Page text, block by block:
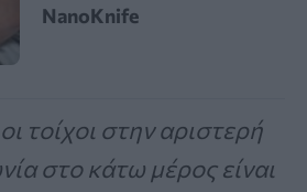
NanoKnife
τοίχοι στην αριστερή
στο κάτω μέρος είναι